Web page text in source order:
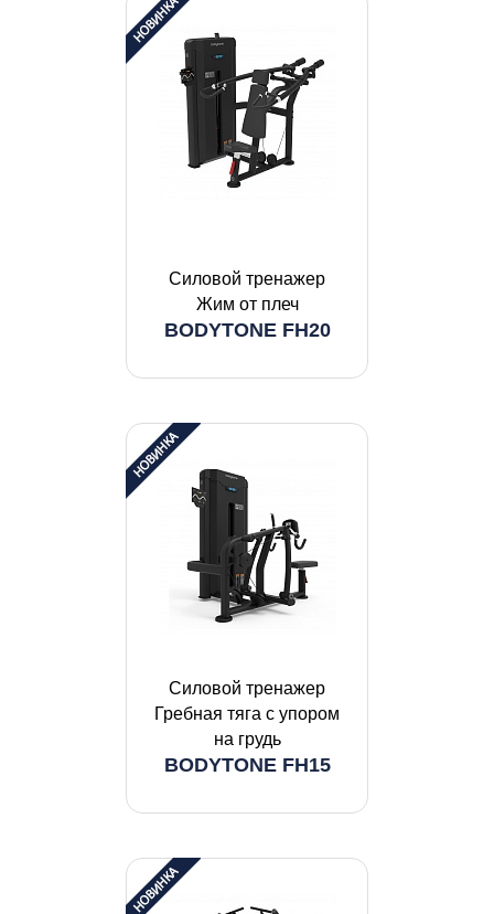
Силовой тренажер
Жим от плеч
BODYTONE FH20
Силовой тренажер
Гребная тяга с упором
на грудь
BODYTONE FH15